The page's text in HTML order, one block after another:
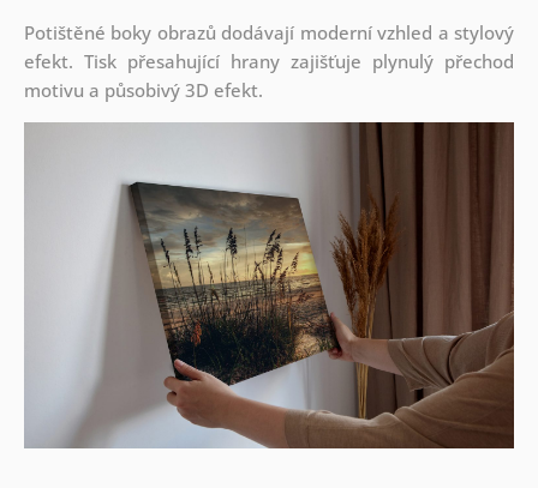
Potištěné boky obrazů dodávají moderní vzhled a stylový
efekt. Tisk přesahující hrany zajišťuje plynulý přechod
motivu a působivý 3D efekt.